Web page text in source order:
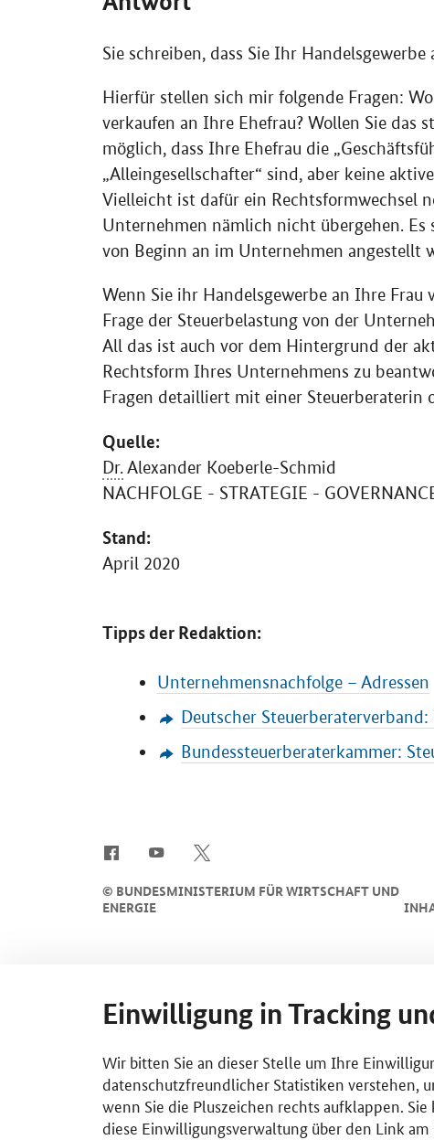
Sie schreiben, dass Sie Ihr
Hierfür stellen sich mir folgende Fragen:
verkaufen an Ihre Ehefrau? Wollen Sie das
möglich, dass Ihre Ehefrau die
„Alleingesellschafter“ sind, aber keine
Vielleicht ist dafür ein Rechtsformwechsel
Unternehmen nämlich nicht übergehen. Es
von Beginn an im Unternehmen angestellt
Wenn Sie ihr Handelsgewerbe an Ihre
Frage der Steuerbelastung von der
All das ist auch vor dem Hintergrund der
Rechtsform Ihres Unternehmens zu
Fragen detailliert mit einer Steuerberaterin
Quelle:
Dr.Alexander Koeberle-Schmid
NACHFOLGE - STRATEGIE -
Stand:
April 2020
Tipps der Redaktion:
Unternehmensnachfolge – Adressen
Deutscher
Bundessteuerberaterkammer:
© BUNDESMINISTERIUM FÜR WIRTSCHAFT UND
ENERGIE
Einwilligung in Tracking
Wir bitten Sie an dieser Stelle um Ihre
datenschutzfreundlicher Statistiken verstehen,
wenn Sie die Pluszeichen rechts aufklappen.
diese Einwilligungsverwaltung über den Link